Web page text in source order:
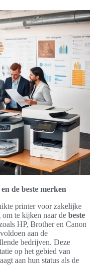
de beste merken
printer voor zakelijke
om te kijken naar de beste
HP, Brother en Canon
aan de
bedrijven. Deze
op het gebied van
aan hun status als de